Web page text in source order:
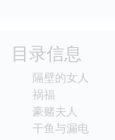
目录信息
隔壁的女人
祸福
豪赌夫人
干鱼与漏电